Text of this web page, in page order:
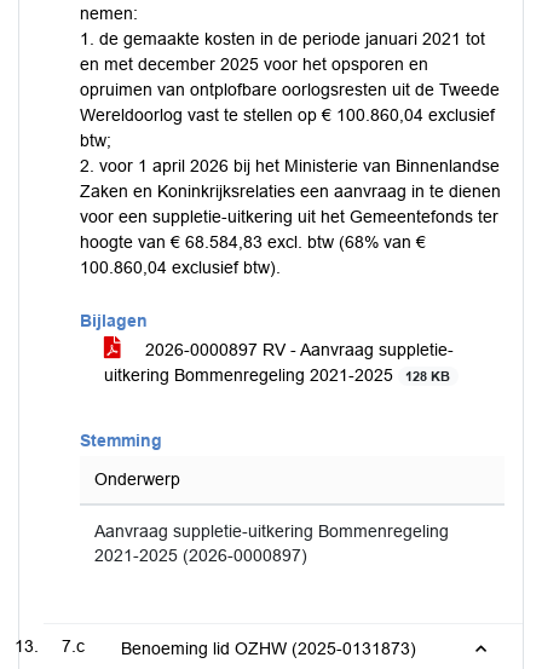
nemen:
1. de gemaakte kosten in de periode januari 2021 tot
en met december 2025 voor het opsporen en
opruimen van ontplofbare oorlogsresten uit de Tweede
Wereldoorlog vast te stellen op € 100.860,04 exclusief
btw;
2. voor 1 april 2026 bij het Ministerie van Binnenlandse
Zaken en Koninkrijksrelaties een aanvraag in te dienen
voor een suppletie-uitkering uit het Gemeentefonds ter
hoogte van € 68.584,83 excl. btw (68% van €
100.860,04 exclusief btw).
Bijlagen
2026-0000897 RV - Aanvraag suppletie-
uitkering Bommenregeling 2021-2025
128 KB
Stemming
Onderwerp
Aanvraag suppletie-uitkering Bommenregeling
2021-2025 (2026-0000897)
7.c Benoeming lid OZHW (2025-0131873)